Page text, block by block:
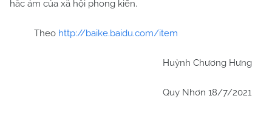
hắc ám của xã hội phong kiến.
Theo http://baike.baidu.com/item
Huỳnh Chương Hưng
Quy Nhơn 18/7/2021